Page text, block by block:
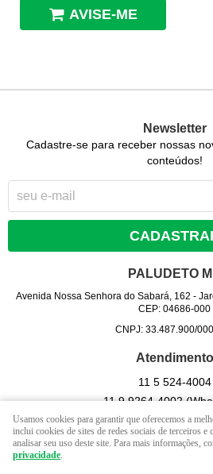
AVISE-ME
Newsletter
Cadastre-se para receber nossas
conteúdos!
PALUDETO
Avenida Nossa Senhora do Sabará, 162 -
CEP: 04686-000
CNPJ: 33.487.900/
Atendimento
11 5524-4004
11 99264-4002
Seg - Sex 09hrs às 17 hrs. / Sab -
feriados).
Usamos cookies para garantir que oferecemos a
inclui cookies de sites de redes sociais de terceiros e
analisar seu uso deste site. Para mais informações,
privacidade.